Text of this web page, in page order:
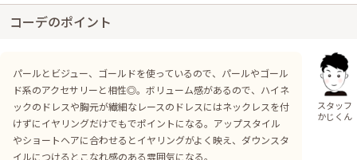
コーデのポイント
パールとビジュー、ゴールドを使っているので、パールやゴール
ド系のアクセサリーと相性◎。ボリューム感があるので、ハイネ
ックのドレスや胸元が繊細なレースのドレスにはネックレスを付
けずにイヤリングだけでもでポイントになる。アップスタイル
やショートヘアに合わせるとイヤリングがよく映え、ダウンスタ
イルにつけるとこなれ感のある雰囲気になる。
スタッフ
かじくん